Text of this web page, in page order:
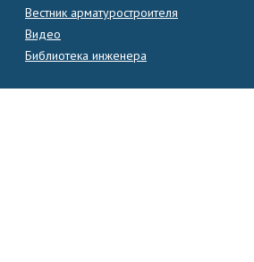
Вестник арматуростроителя
Видео
Библиотека инженера